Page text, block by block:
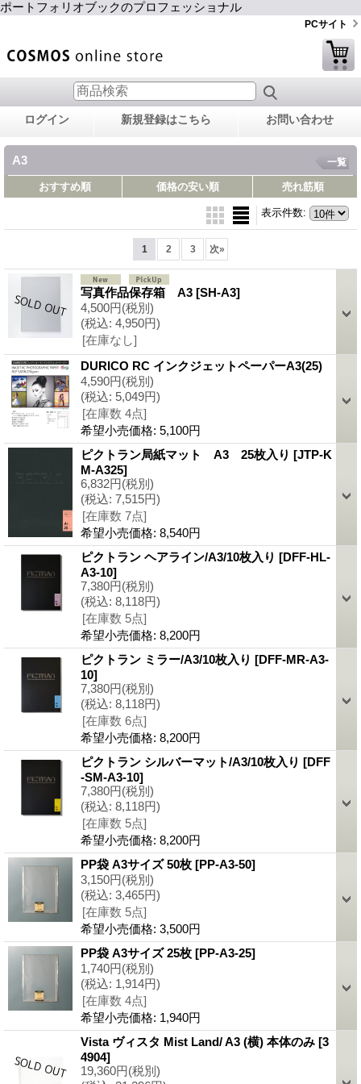
ポートフォリオブックのプロフェッショナル
PCサイト
ログイン 新規登録はこちら お問い合わせ
A3 一覧
おすすめ順 価格の安い順 売れ筋順
表示件数:
1 2 3 次»
写真作品保存箱 A3 [SH-A3]
4,500円(税別)
(税込: 4,950円)
[在庫なし]
DURICO RC インクジェットペーパーA3(25)
4,590円(税別)
(税込: 5,049円)
[在庫数 4点]
希望小売価格: 5,100円
ピクトラン局紙マット A3 25枚入り [JTP-K
M-A325]
6,832円(税別)
(税込: 7,515円)
[在庫数 7点]
希望小売価格: 8,540円
ピクトラン ヘアライン/A3/10枚入り [DFF-HL-
A3-10]
7,380円(税別)
(税込: 8,118円)
[在庫数 5点]
希望小売価格: 8,200円
ピクトラン ミラー/A3/10枚入り [DFF-MR-A3-
10]
7,380円(税別)
(税込: 8,118円)
[在庫数 6点]
希望小売価格: 8,200円
ピクトラン シルバーマット/A3/10枚入り [DFF
-SM-A3-10]
7,380円(税別)
(税込: 8,118円)
[在庫数 5点]
希望小売価格: 8,200円
PP袋 A3サイズ 50枚 [PP-A3-50]
3,150円(税別)
(税込: 3,465円)
[在庫数 5点]
希望小売価格: 3,500円
PP袋 A3サイズ 25枚 [PP-A3-25]
1,740円(税別)
(税込: 1,914円)
[在庫数 4点]
希望小売価格: 1,940円
Vista ヴィスタ Mist Land/ A3 (横) 本体のみ [3
4904]
19,360円(税別)